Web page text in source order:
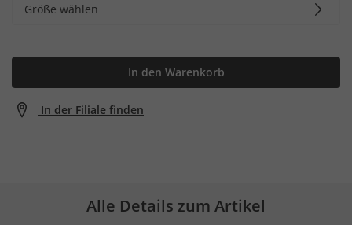
Größe wählen
In den Warenkorb
In der Filiale finden
Alle Details zum Artikel